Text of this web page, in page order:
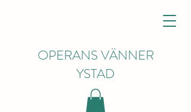
OPERANS VÄNNER
YSTAD